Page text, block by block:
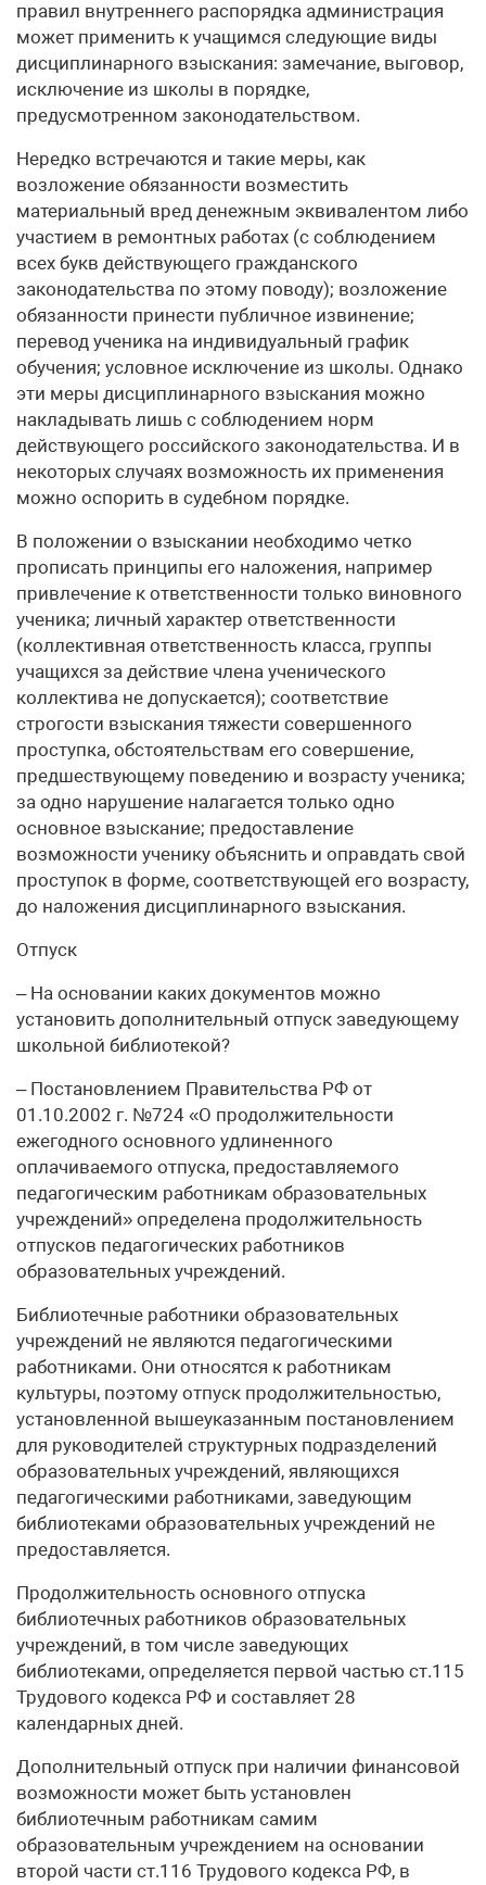
правил внутреннего распорядка администрация
может применить к учащимся следующие виды
дисциплинарного взыскания: замечание, выговор,
исключение из школы в порядке,
предусмотренном законодательством.
Нередко встречаются и такие меры, как
возложение обязанности возместить
материальный вред денежным эквивалентом либо
участием в ремонтных работах (с соблюдением
всех букв действующего гражданского
законодательства по этому поводу); возложение
обязанности принести публичное извинение;
перевод ученика на индивидуальный график
обучения; условное исключение из школы. Однако
эти меры дисциплинарного взыскания можно
накладывать лишь с соблюдением норм
действующего российского законодательства. И в
некоторых случаях возможность их применения
можно оспорить в судебном порядке.
В положении о взыскании необходимо четко
прописать принципы его наложения, например
привлечение к ответственности только виновного
ученика; личный характер ответственности
(коллективная ответственность класса, группы
учащихся за действие члена ученического
коллектива не допускается); соответствие
строгости взыскания тяжести совершенного
проступка, обстоятельствам его совершение,
предшествующему поведению и возрасту ученика;
за одно нарушение налагается только одно
основное взыскание; предоставление
возможности ученику объяснить и оправдать свой
проступок в форме, соответствующей его возрасту,
до наложения дисциплинарного взыскания.
Отпуск
– На основании каких документов можно
установить дополнительный отпуск заведующему
школьной библиотекой?
– Постановлением Правительства РФ от
01.10.2002 г. №724 «О продолжительности
ежегодного основного удлиненного
оплачиваемого отпуска, предоставляемого
педагогическим работникам образовательных
учреждений» определена продолжительность
отпусков педагогических работников
образовательных учреждений.
Библиотечные работники образовательных
учреждений не являются педагогическими
работниками. Они относятся к работникам
культуры, поэтому отпуск продолжительностью,
установленной вышеуказанным постановлением
для руководителей структурных подразделений
образовательных учреждений, являющихся
педагогическими работниками, заведующим
библиотеками образовательных учреждений не
предоставляется.
Продолжительность основного отпуска
библиотечных работников образовательных
учреждений, в том числе заведующих
библиотеками, определяется первой частью ст.115
Трудового кодекса РФ и составляет 28
календарных дней.
Дополнительный отпуск при наличии финансовой
возможности может быть установлен
библиотечным работникам самим
образовательным учреждением на основании
второй части ст.116 Трудового кодекса РФ, в